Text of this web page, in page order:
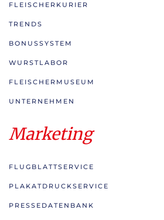
FLEISCHERKURIER
TRENDS
BONUSSYSTEM
WURSTLABOR
FLEISCHERMUSEUM
UNTERNEHMEN
Marketing
FLUGBLATTSERVICE
PLAKATDRUCKSERVICE
PRESSEDATENBANK